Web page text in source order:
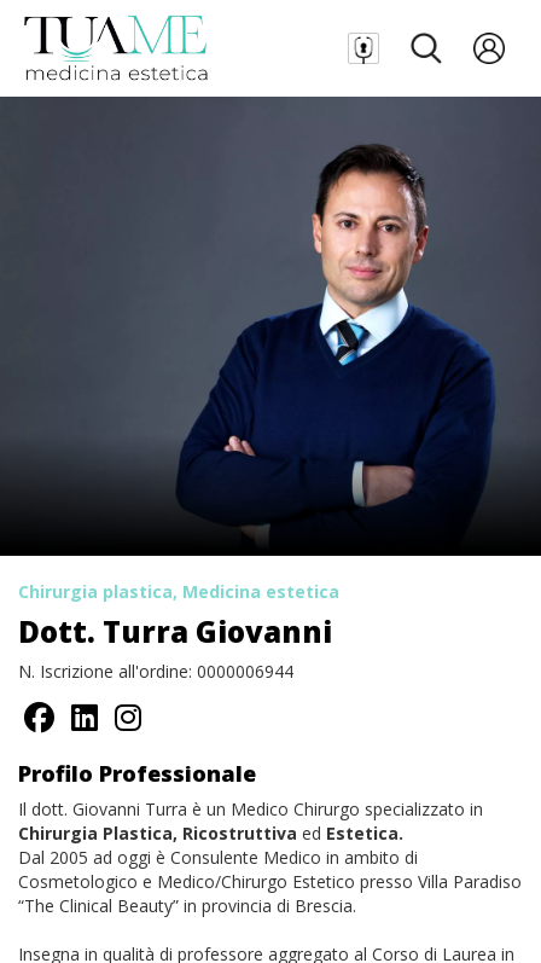
Chirurgia plastica, Medicina estetica
Dott. Turra Giovanni
N. Iscrizione all'ordine: 0000006944
Profilo Professionale
Il dott. Giovanni Turra è un Medico Chirurgo specializzato in
Chirurgia Plastica, Ricostruttiva ed Estetica.
Dal 2005 ad oggi è Consulente Medico in ambito di
Cosmetologico e Medico/Chirurgo Estetico presso Villa Paradiso
“The Clinical Beauty” in provincia di Brescia.
Insegna in qualità di professore aggregato al Corso di Laurea in